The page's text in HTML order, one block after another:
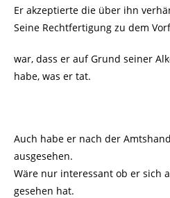
Er akzeptierte die über ihn
Seine Rechtfertigung zu dem
war, dass er auf Grund seiner
habe, was er tat.
Auch habe er nach der
ausgesehen.
Wäre nur interessant ob er sich
gesehen hat.